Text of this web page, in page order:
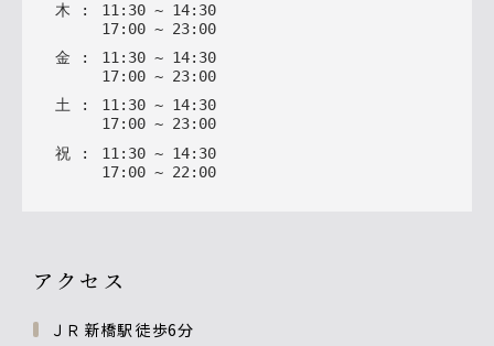
木 : 11 : 30 ~ 14: 30
17: 00 ~ 23: 00
金 : 11: 30 ~ 14: 30
17: 00 ~ 23: 00
土 : 11: 30 ~ 14: 30
17: 00 ~ 23: 00
祝 : 11 : 30 ~ 14: 30
17: 00 ~ 22 : 00
アクセス
ＪＲ 新橋駅 徒歩6分